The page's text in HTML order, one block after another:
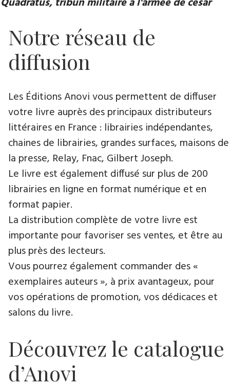
Notre réseau de
diffusion
Les Éditions Anovi vous permettent de diffuser
votre livre auprès des principaux distributeurs
littéraires en France : librairies indépendantes,
chaines de librairies, grandes surfaces, maisons de
la presse, Relay, Fnac, Gilbert Joseph.
Le livre est également diffusé sur plus de 200
librairies en ligne en format numérique et en
format papier.
La distribution complète de votre livre est
importante pour favoriser ses ventes, et être au
plus près des lecteurs.
Vous pourrez également commander des «
exemplaires auteurs », à prix avantageux, pour
vos opérations de promotion, vos dédicaces et
salons du livre.
Découvrez le catalogue
d’Anovi